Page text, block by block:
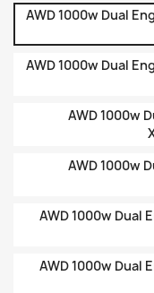
AWD 1000w Dual
AWD 1000w Dual
AWD 1000w
AWD 1000w
AWD 1000w Dual
AWD 1000w Dual